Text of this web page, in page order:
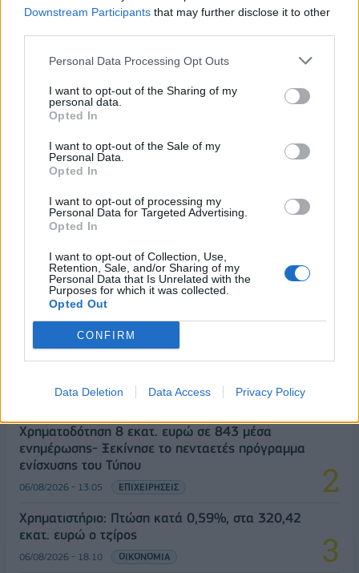
Downstream Participants that may further disclose it to other
Personal Data Processing Opt Outs
I want to opt-out of the Sharing of my
personal data.
Opted In
I want to opt-out of the Sale of my
Personal Data.
Opted In
I want to opt-out of processing my
Personal Data for Targeted Advertising.
Opted In
I want to opt-out of Collection, Use,
Retention, Sale, and/or Sharing of my
Personal Data that Is Unrelated with the
Purposes for which it was collected.
Opted Out
CONFIRM
Data Deletion Data Access Privacy Policy
ανάπτυξη
07/08/2026 - 10:43 ΠΟΛΙΤΙΚΗ
ΣΤΑΣΥ: 29,4 χλμ. νέων σιδηροτροχιών στο Μετρό
της Αθήνας - Στο τελικό στάδιο το μεγαλύτερο έργο
αναβάθμισης
07/08/2026 - 10:28
ΟΛΕΣ ΟΙ ΕΙΔΗΣΕΙΣ
ΔΗΜΟΦΙΛΗ
18η συνεχόμενη χρονιά για τον ΟΤΕ στη διεθνή
ESG
Χρηματοδότηση 8 εκατ. ευρώ σε 843 μέσα
ενημέρωσης- Ξεκίνησε το πενταετές πρόγραμμα
ενίσχυσης του Τύπου
06/08/2026 - 13:05 ΕΠΙΧΕΙΡΗΣΕΙΣ
Χρηματιστήριο: Πτώση κατά 0,59%, στα 320,42
εκατ. ευρώ ο τζίρος
06/08/2026 - 18:10 ΟΙΚΟΝΟΜΙΑ